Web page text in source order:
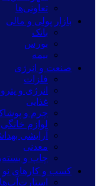
تعاونی‌ها
بازار پولی و مالی
بانک
بورس
بیمه
صنعت و انرژی
فلزات
انرژی و
غذایی
چرم و
لوازم خانگی
آرایشی
معدنی
چاپ و
کسب و کارهای نو
استارت‌آپ‌ها